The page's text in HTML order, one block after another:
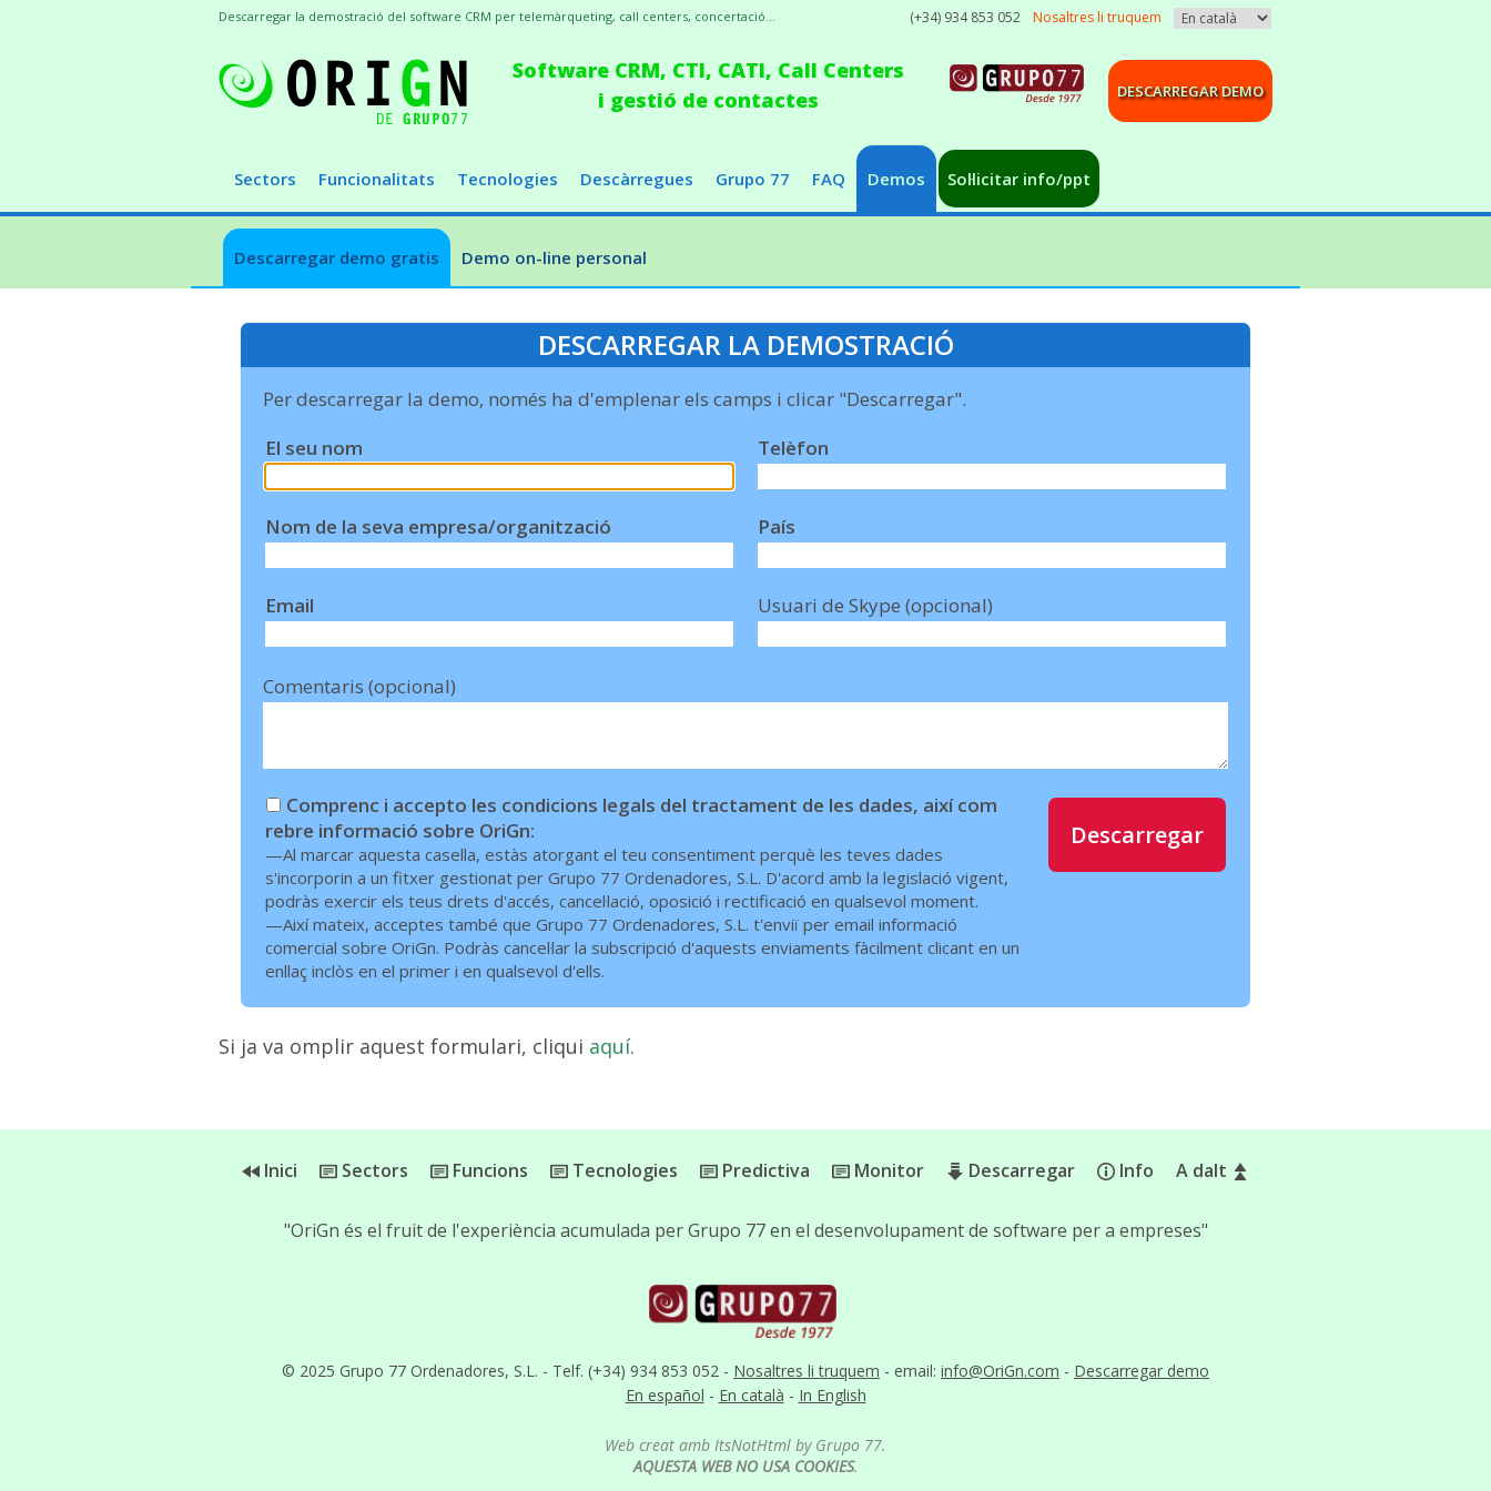
Software CRM, CTI, CATI, Call Centers
i gestió de contactes
(+34) 934 853 052 Nosaltres li truquem
DESCARREGAR DEMO
Sectors Funcionalitats Tecnologies Descàrregues Grupo 77 FAQ Demos Sol·licitar info/ppt
Descarregar demo gratis Demo on-line personal
Descarregar la demostració del software CRM per telemàrqueting, call centers, concertació...
DESCARREGAR LA DEMOSTRACIÓ
Per descarregar la demo, només ha d'emplenar els camps i clicar "Descarregar".
El seu nom
Nom de la seva empresa/organització
Email
Telèfon
País
Usuari de Skype (opcional)
Comentaris (opcional)
Comprenc i accepto les condicions legals del tractament de les dades, així com
rebre informació sobre OriGn:
—Al marcar aquesta casella, estàs atorgant el teu consentiment perquè les teves dades
s'incorporin a un fitxer gestionat per Grupo 77 Ordenadores, S.L. D'acord amb la legislació vigent,
podràs exercir els teus drets d'accés, cancel·lació, oposició i rectificació en qualsevol moment.
—Així mateix, acceptes també que Grupo 77 Ordenadores, S.L. t'enviï per email informació
comercial sobre OriGn. Podràs cancel·lar la subscripció d'aquests enviaments fàcilment clicant en un
enllaç inclòs en el primer i en qualsevol d'ells.
Descarregar
Si ja va omplir aquest formulari, cliqui aquí.
Inici Sectors Funcions Tecnologies Predictiva Monitor Descarregar Info A dalt
© 2025 Grupo 77 Ordenadores, S.L. - Telf. (+34) 934 853 052 - Nosaltres li truquem - email: info@OriGn.com - Descarregar demo
En español - En català - In English
"OriGn és el fruit de l'experiència acumulada per Grupo 77 en el desenvolupament de software per a empreses"
Web creat amb ItsNotHtml by Grupo 77.
AQUESTA WEB NO USA COOKIES.